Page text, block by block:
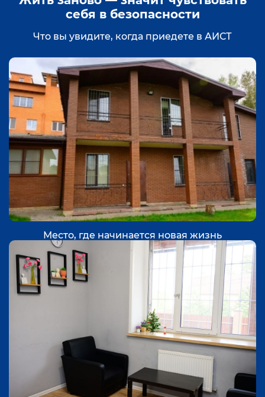
себя в безопасности
Что вы увидите, когда приедете в АИСТ
Место, где начинается новая жизнь